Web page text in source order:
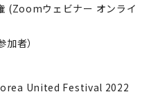
(Zoomウェビナー オンライ
者）
United Festival 2022